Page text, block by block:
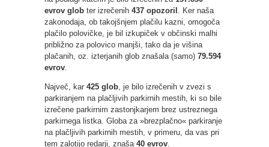
evrov glob ter izrečenih 437 opozoril . Ker naša
zakonodaja, ob takojšnjem plačilu kazni, omogoča
plačilo polovičke, je bil izkupiček v občinski malhi
približno za polovico manjši, tako da je višina
plačanih, oz. izterjanih glob znašala (samo) 79.594
evrov.
Največ, kar 425 glob, je bilo izrečenih v zvezi s
parkiranjem na plačljivih parkirnih mestih, ki so bile
izrečene parkirnim zastonjkarjem brez ustreznega
parkirnega listka. Globa za »brezplačno« parkiranje
na plačljivih parkirnih mestih, v primeru, da vas pri
tem zalotijo redarji, znaša 40 evrov.